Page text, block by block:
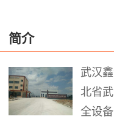
简介
武汉
北省
全设